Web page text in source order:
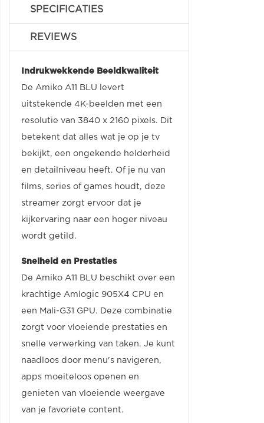
SPECIFICATIES
REVIEWS
Indrukwekkende Beeldkwaliteit
De Amiko A11 BLU levert
uitstekende 4K-beelden met een
resolutie van 3840 x 2160 pixels. Dit
betekent dat alles wat je op je tv
bekijkt, een ongekende helderheid
en detailniveau heeft. Of je nu van
films, series of games houdt, deze
streamer zorgt ervoor dat je
kijkervaring naar een hoger niveau
wordt getild.
Snelheid en Prestaties
De Amiko A11 BLU beschikt over een
krachtige Amlogic 905X4 CPU en
een Mali-G31 GPU. Deze combinatie
zorgt voor vloeiende prestaties en
snelle verwerking van taken. Je kunt
naadloos door menu's navigeren,
apps moeiteloos openen en
genieten van vloeiende weergave
van je favoriete content.